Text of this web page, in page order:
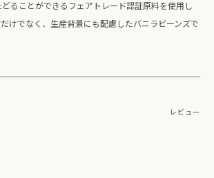
ることができるフェアトレード認証原料を使用し
けでなく、生産背景にも配慮したバニラビーンズで
レビュー